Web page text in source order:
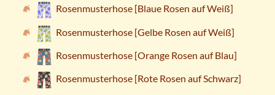
Rosenmusterhose [Blaue Rosen auf Weiß]
Rosenmusterhose [Gelbe Rosen auf Weiß]
Rosenmusterhose [Orange Rosen auf Blau]
Rosenmusterhose [Rote Rosen auf Schwarz]